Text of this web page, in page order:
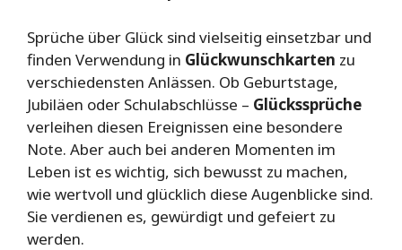
Sprüche über Glück sind vielseitig einsetzbar und
finden Verwendung in Glückwunschkarten zu
verschiedensten Anlässen. Ob Geburtstage,
Jubiläen oder Schulabschlüsse – Glückssprüche
verleihen diesen Ereignissen eine besondere
Note. Aber auch bei anderen Momenten im
Leben ist es wichtig, sich bewusst zu machen,
wie wertvoll und glücklich diese Augenblicke sind.
Sie verdienen es, gewürdigt und gefeiert zu
werden.